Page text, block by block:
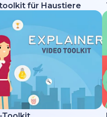
für Haustiere